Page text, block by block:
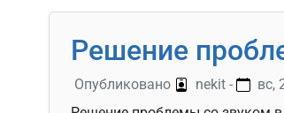
Решение
Опубликовано nekit -
вс,